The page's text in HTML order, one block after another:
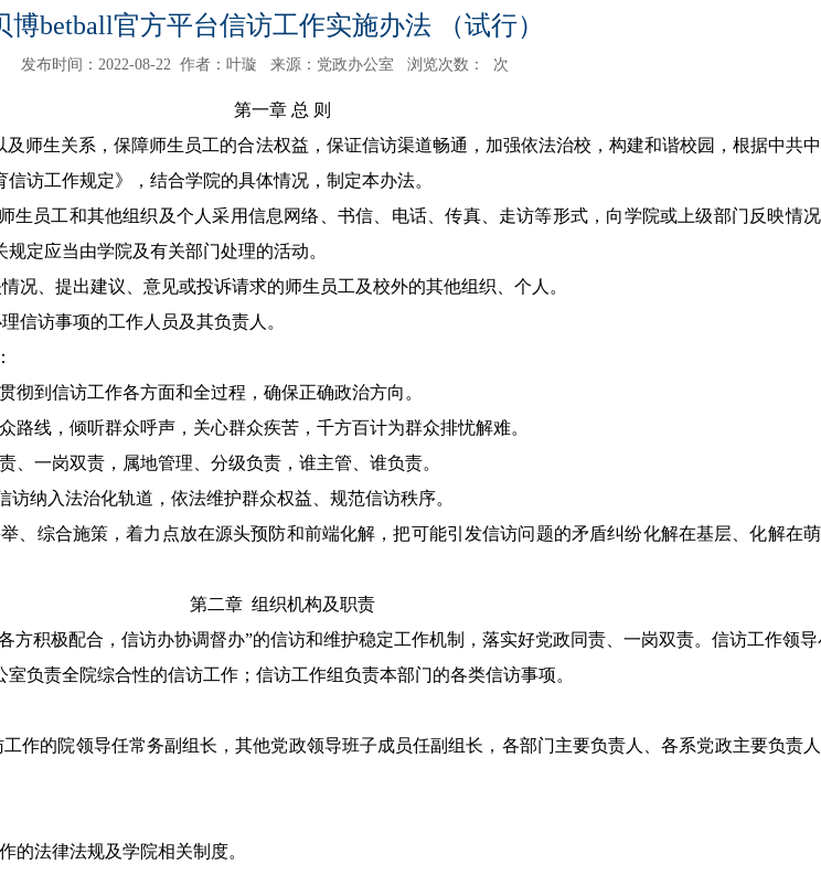
博betball官方平台信访工作实施办法 （试行）
发布时间：2022-08-22 作者：叶璇 来源：党政办公室 浏览次数： 次
第一章 总 则
及师生关系，保障师生员工的合法权益，保证信访渠道畅通，加强依法治校，构建和谐校园，根据中共
信访工作规定》，结合学院的具体情况，制定本办法。
生员工和其他组织及个人采用信息网络、书信、电话、传真、走访等形式，向学院或上级部门反映情
定应当由学院及有关部门处理的活动。
况、提出建议、意见或投诉请求的师生员工及校外的其他组织、个人。
信访事项的工作人员及其负责人。
彻到信访工作各方面和全过程，确保正确政治方向。
路线，倾听群众呼声，关心群众疾苦，千方百计为群众排忧解难。
、一岗双责，属地管理、分级负责，谁主管、谁负责。
访纳入法治化轨道，依法维护群众权益、规范信访秩序。
、综合施策，着力点放在源头预防和前端化解，把可能引发信访问题的矛盾纠纷化解在基层、化解在
第二章 组织机构及职责
方积极配合，信访办协调督办”的信访和维护稳定工作机制 ， 落实好党政同责、一岗双责。信访工作领
负责全院综合性的信访工作；信访工作组负责本部门的各类信访事项。
作的院领导任常务副组长，其他党政领导班子成员任副组长，各部门主要负责人、各系党政主要负责
的法律法规及学院相关制度。